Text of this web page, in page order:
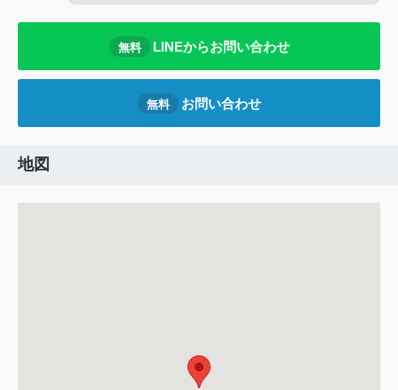
無料 LINEからお問い合わせ
無料 お問い合わせ
地図